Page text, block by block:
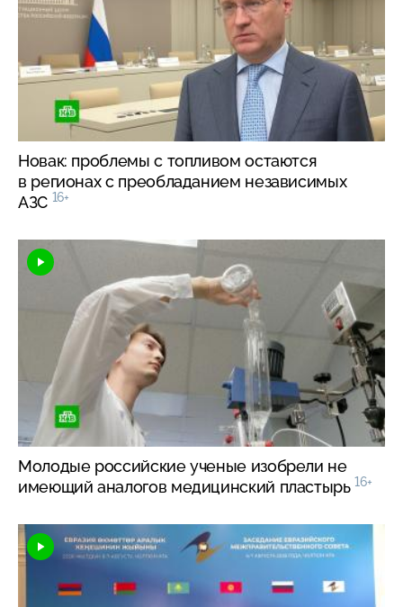
Новак: проблемы с топливом остаются
в регионах с преобладанием независимых
АЗС 16+
Молодые российские ученые изобрели не
имеющий аналогов медицинский пластырь 16+